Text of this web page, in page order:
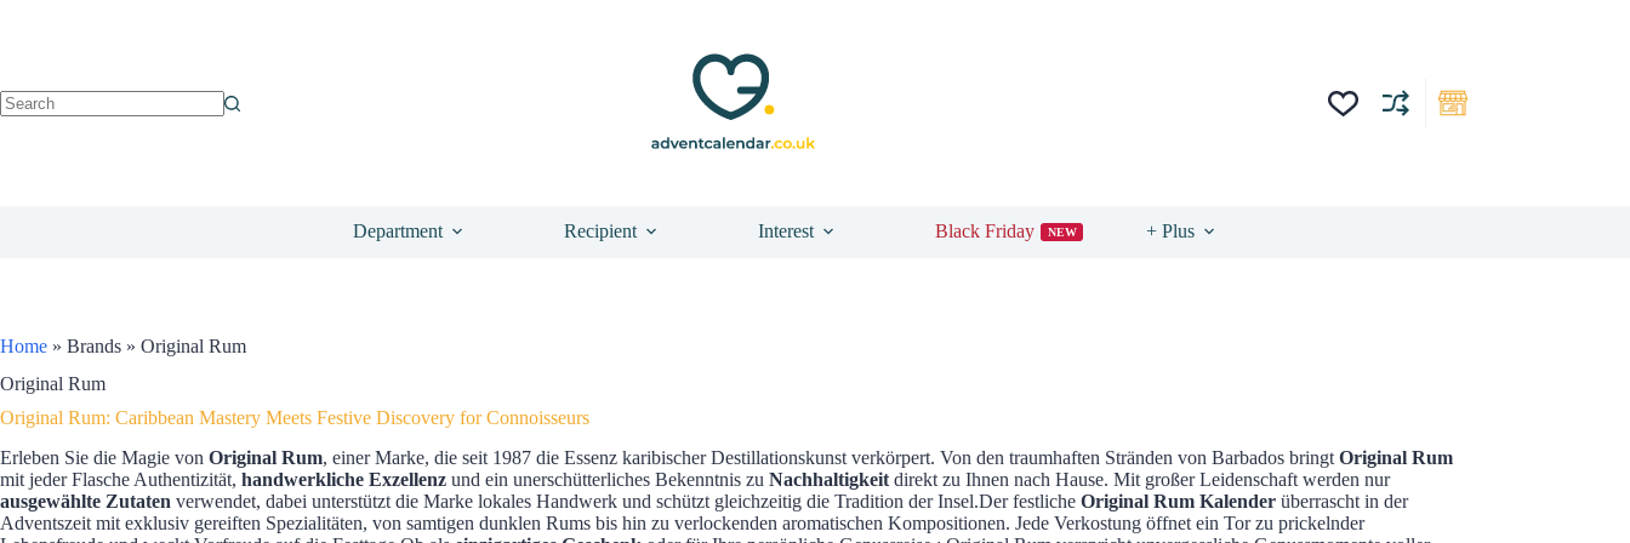
Department Recipient Interest Black Friday NEW + Plus
Home » Brands » Original Rum
Original Rum
Original Rum: Caribbean Mastery Meets Festive Discovery for Connoisseurs
Erleben Sie die Magie von Original Rum, einer Marke, die seit 1987 die Essenz karibischer Destillationskunst verkörpert. Von den traumhaften Stränden von Barbados bringt Original Rum
mit jeder Flasche Authentizität, handwerkliche Exzellenz und ein unerschütterliches Bekenntnis zu Nachhaltigkeit direkt zu Ihnen nach Hause. Mit großer Leidenschaft werden nur
ausgewählte Zutaten verwendet, dabei unterstützt die Marke lokales Handwerk und schützt gleichzeitig die Tradition der Insel.Der festliche Original Rum Kalender überrascht in der
Adventszeit mit exklusiv gereiften Spezialitäten, von samtigen dunklen Rums bis hin zu verlockenden aromatischen Kompositionen. Jede Verkostung öffnet ein Tor zu prickelnder